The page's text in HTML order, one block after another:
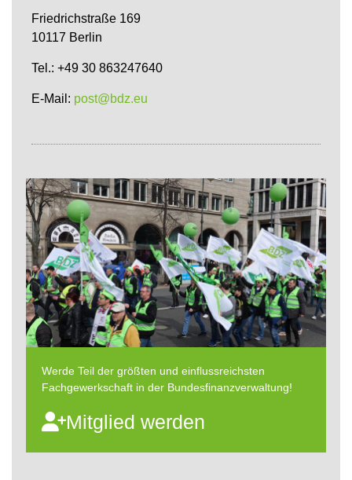
Friedrichstraße 169
10117 Berlin
Tel.: +49 30 863247640
E-Mail: post@bdz.eu
Werde Teil der größten und einflussreichsten
Fachgewerkschaft in der Bundesfinanzverwaltung!
Mitglied werden